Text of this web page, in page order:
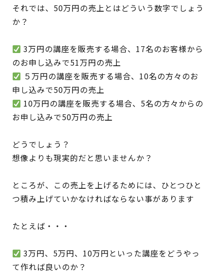
それでは、50万円の売上とはどういう数字でしょう
か？
3万円の講座を販売する場合、17名のお客様から
のお申し込みで51万円の売上
５万円の講座を販売する場合、10名の方々のお
申し込みで50万円の売上
10万円の講座を販売する場合、5名の方々からの
お申し込みで50万円の売上
どうでしょう？
想像よりも現実的だと思いませんか？
ところが、この売上を上げるためには、ひとつひと
つ積み上げていかなければならない事があります
たとえば・・・
3万円、5万円、10万円といった講座をどうやっ
て作れば良いのか？